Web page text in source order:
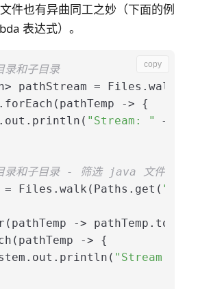
件也有异曲同工之妙（下面的例
表达式）。
和子目录
pathStream =
-> {
"Stream: "
+
录和子目录 - 筛选 java 文件
= Files.walk(Paths.get( "/
->
-> {
"Stream
copy